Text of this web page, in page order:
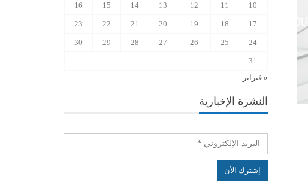
10
11
12
13
14
15
16
17
18
19
20
21
22
23
24
25
26
27
28
29
30
31
« فبراير
النشرة الإخبارية